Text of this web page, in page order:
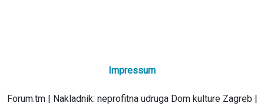
Impressum
Forum.tm | Nakladnik: neprofitna udruga Dom kulture Zagreb |